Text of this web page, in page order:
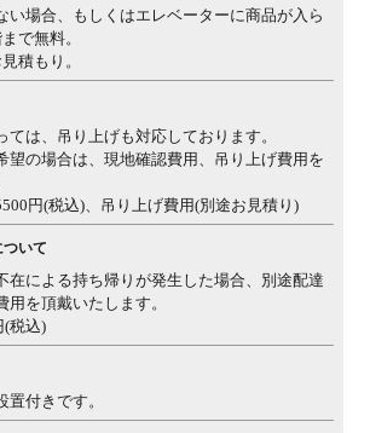
い場合、もしくはエレベーターに商品が入ら
で無料。
積もり。
ては、吊り上げも対応しております。
望の場合は、現地確認費用、吊り上げ費用を
円(税込)、吊り上げ費用(別途お見積り)
いて
在による持ち帰りが発生した場合、別途配達
を頂戴いたします。
税込)
置付きです。